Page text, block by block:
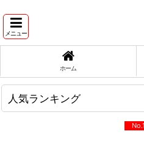
メニュー
ホーム
人気ランキング
No.1